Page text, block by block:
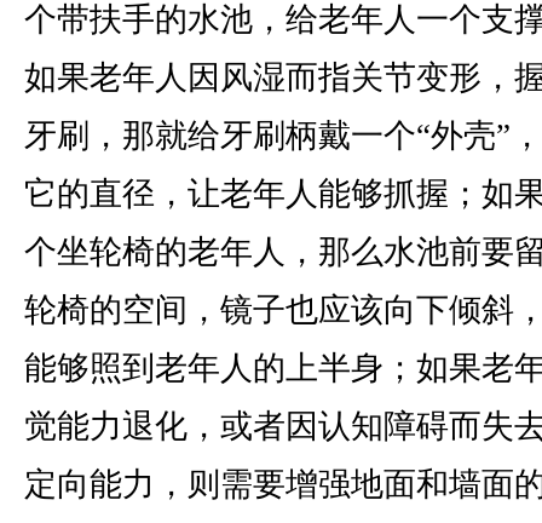
个带扶手的水池，给老年人一个支
如果老年人因风湿而指关节变形，
牙刷，那就给牙刷柄戴一个“外壳”
它的直径，让老年人能够抓握；如
个坐轮椅的老年人，那么水池前要
轮椅的空间，镜子也应该向下倾斜
能够照到老年人的上半身；如果老
觉能力退化，或者因认知障碍而失
定向能力，则需要增强地面和墙面